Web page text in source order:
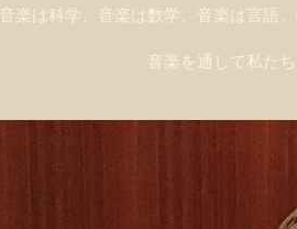
音楽は科学、音楽は数学、音楽は言語
音楽を通して私た